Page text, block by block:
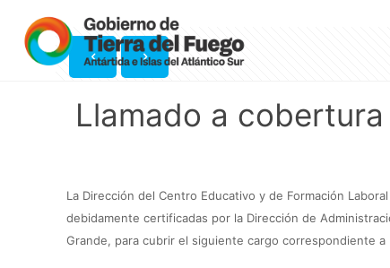
Llamado a
La Dirección del Centro Educativo y de Formación
debidamente certificadas por la Dirección de
Grande, para cubrir el siguiente cargo correspondiente a